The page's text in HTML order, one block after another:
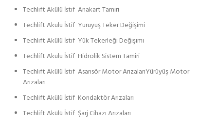
Techlift Akülü İstif Anakart Tamiri
Techlift Akülü İstif Yürüyüş Teker Değişimi
Techlift Akülü İstif Yük Tekerleği Değişimi
Techlift Akülü İstif Hidrolik Sistem Tamiri
Techlift Akülü İstif Asansör Motor ArızalarıYürüyüş Motor
Arızaları
Techlift Akülü İstif Kondaktör Arızaları
Techlift Akülü İstif Şarj Cihazı Arızaları